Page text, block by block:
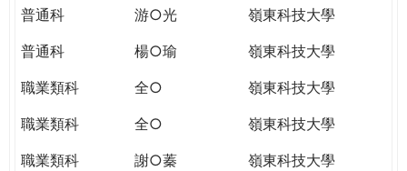
普通科
游○光
嶺東科技大學
普通科
楊○瑜
嶺東科技大學
職業類科
全○
嶺東科技大學
職業類科
全○
嶺東科技大學
職業類科
謝○蓁
嶺東科技大學